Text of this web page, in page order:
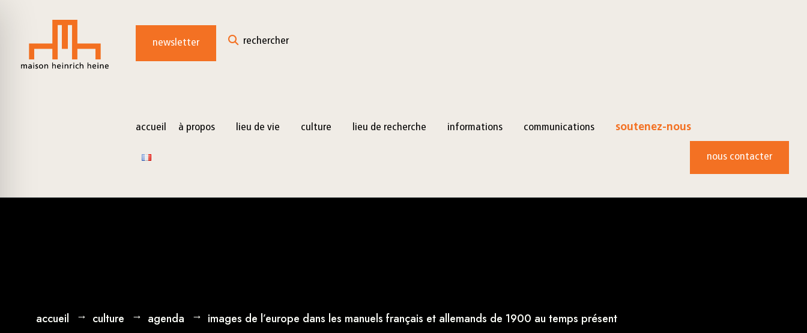
content
newsletter rechercher
accueil à propos lieu de vie culture lieu de recherche informations communications soutenez-nous
nous contacter
accueil culture agenda images de l’europe dans les manuels français et allemands de 1900 au temps présent